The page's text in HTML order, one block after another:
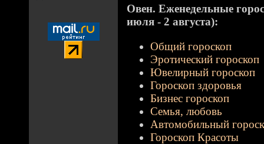
Овен. Еженедельные
июля - 2 августа):
Общий гороскоп
Эротический гороскоп
Ювелирный гороскоп
Гороскоп здоровья
Бизнес гороскоп
Семья, любовь
Автомобильный
Гороскоп Красоты